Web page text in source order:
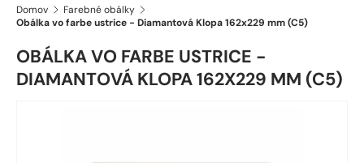
Domov
Farebné obálky
Obálka vo farbe ustrice - Diamantová Klopa 162x229 mm (C5)
OBÁLKA VO FARBE USTRICE -
DIAMANTOVÁ KLOPA 162X229 MM (C5)